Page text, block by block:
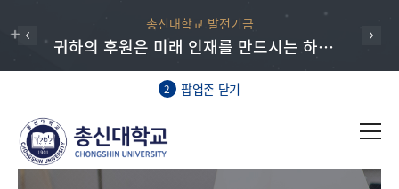
총신대학교 발전기금
귀하의 후원은 미래 인재를 만드시는 하나님의 일에 동역하는 매우 귀한 헌신입니다.
2 팝업존 닫기